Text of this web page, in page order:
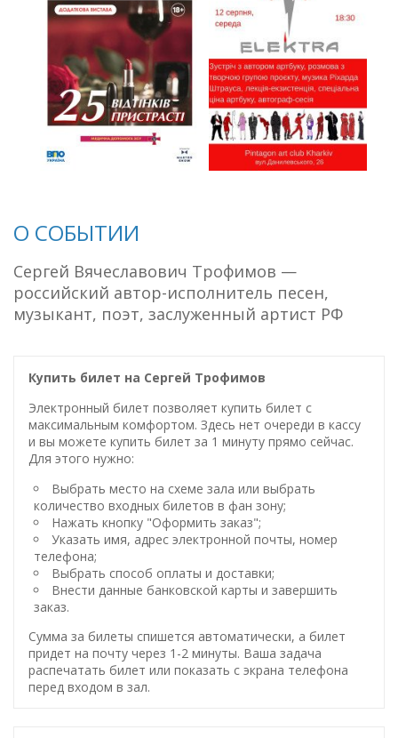
О СОБЫТИИ
Сергей Вячеславович Трофимов —
российский автор-исполнитель песен,
музыкант, поэт, заслуженный артист РФ
Купить билет на Сергей Трофимов
Электронный билет позволяет купить билет с
максимальным комфортом. Здесь нет очереди в кассу
и вы можете купить билет за 1 минуту прямо сейчас.
Для этого нужно:
Выбрать место на схеме зала или выбрать
количество входных билетов в фан зону;
Нажать кнопку "Оформить заказ";
Указать имя, адрес электронной почты, номер
телефона;
Выбрать способ оплаты и доставки;
Внести данные банковской карты и завершить
заказ.
Сумма за билеты спишется автоматически, а билет
придет на почту через 1-2 минуты. Ваша задача
распечатать билет или показать с экрана телефона
перед входом в зал.